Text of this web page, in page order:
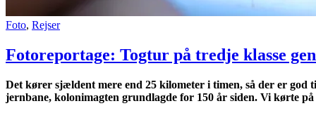
Foto, Rejser
Fotoreportage: Togtur på tredje klasse
Det kører sjældent mere end 25 kilometer i timen, så der er
jernbane, kolonimagten grundlagde for 150 år siden. Vi kørte